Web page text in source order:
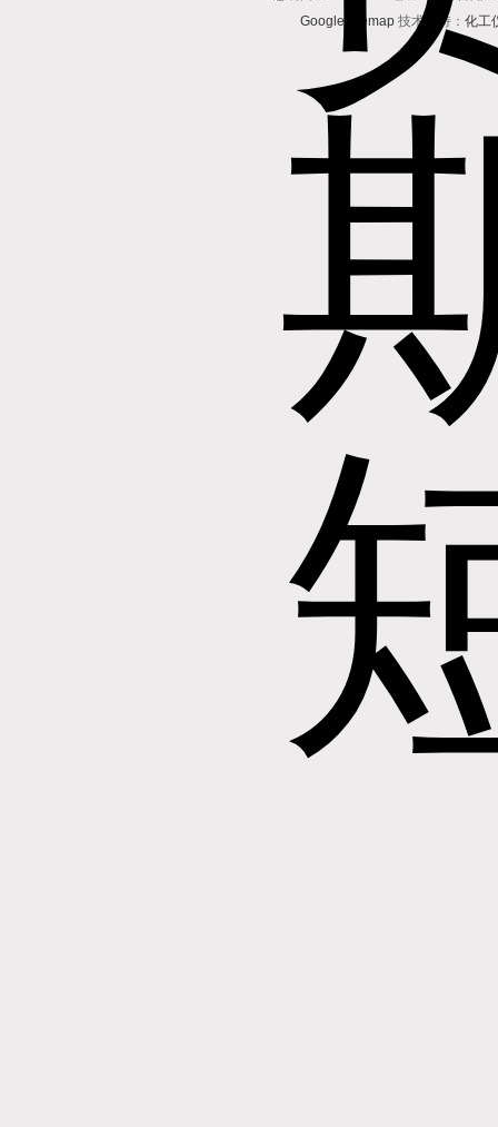
GoogleSitemap 技术支持： 化工